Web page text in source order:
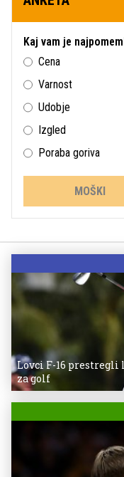
Kaj vam je
Cena
Varnost
Udobje
Izgled
Poraba goriva
MOŠKI
Lovci F-16
za golf